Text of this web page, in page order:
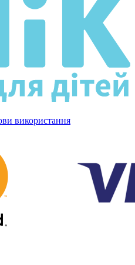
використання